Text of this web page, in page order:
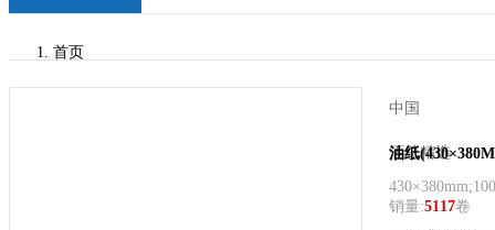
首页
中国
酒总精选
油纸
销量:5117卷